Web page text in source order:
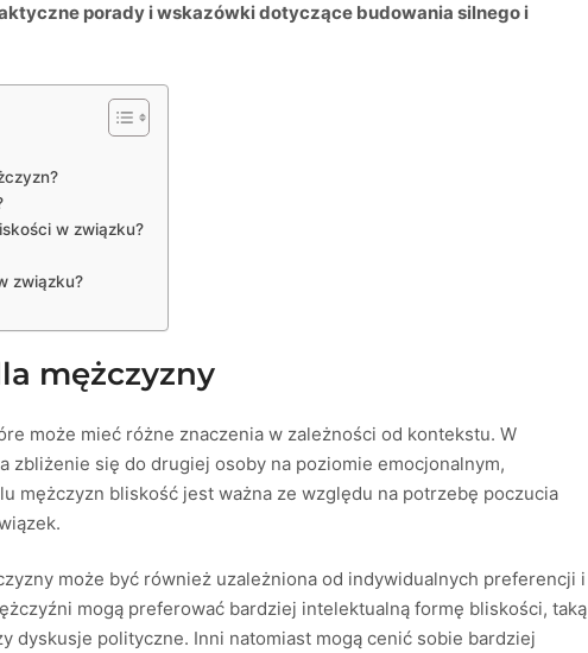
porady i wskazówki dotyczące budowania silnego i
w związku?
związku?
mężczyzny
może mieć różne znaczenia w zależności od kontekstu. W
zbliżenie się do drugiej osoby na poziomie emocjonalnym,
mężczyzn bliskość jest ważna ze względu na potrzebę poczucia
może być również uzależniona od indywidualnych preferencji i
mogą preferować bardziej intelektualną formę bliskości, taką
dyskusje polityczne. Inni natomiast mogą cenić sobie bardziej